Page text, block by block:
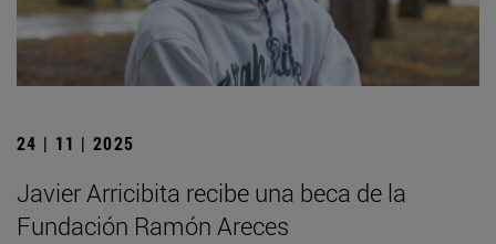
24 | 11 | 2025
Javier Arricibita recibe una beca de la
Fundación Ramón Areces